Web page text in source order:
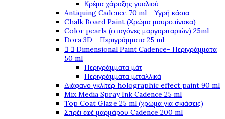
Κρέμα χάραξης γυαλιού
Antiquing Cadence 70 ml - Υγρή κάσια
Chalk Board Paint (Χρώμα μαυροπίνακα)
Color pearls (σταγόνες μαργαριταριών) 25ml
Dora 3D - Περιγράμματα 25 ml
  Dimensional Paint Cadence- Περιγράμματα
50 ml
Περιγράμματα μάτ
Περιγράμματα μεταλλικά
Διάφανο γκλίτερ holographic effect paint 90 ml
Mix Media Spray Ink Cadence 25 ml
Top Coat Glaze 25 ml (χρώμα για σκιάσεις)
Σπρέι εφέ μαρμάρου Cadence 200 ml